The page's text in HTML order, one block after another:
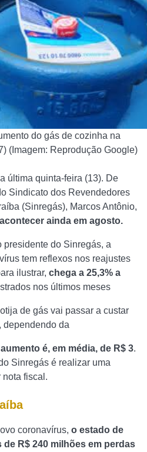
do gás de cozinha na
(Imagem: Reprodução Google)
última quinta-feira (13). De
Sindicato dos Revendedores
(Sinregás), Marcos Antônio,
ainda em agosto.
do Sinregás, a
tem reflexos nos reajustes
ilustrar, chega a 25,3% a
nos últimos meses
de gás vai passar a custar
, dependendo da
é, em média, de R$ 3.
Sinregás é realizar uma
fiscal.
coronavírus, o estado de
de R$ 240 milhões em perdas